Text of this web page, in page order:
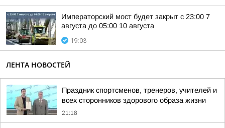
Императорский мост будет закрыт с 23:00 7
августа до 05:00 10 августа
19:03
ЛЕНТА НОВОСТЕЙ
Праздник спортсменов, тренеров, учителей и
всех сторонников здорового образа жизни
21:18